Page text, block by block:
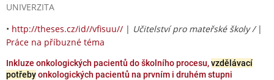
UNIVERZITA
• http://theses.cz/id//vfisuu// | Učitelství pro mateřské školy / |
Práce na příbuzné téma
Inkluze onkologických pacientů do školního procesu,vzdělávací
potřebyonkologických pacientů na prvním i druhém stupni